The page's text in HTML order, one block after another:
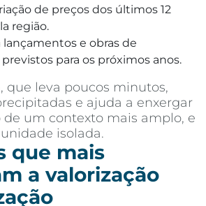
de preços dos últimos 12
região.
lançamentos e obras de
para os próximos anos.
que leva poucos minutos,
e ajuda a enxergar
um contexto mais amplo, e
isolada.
que mais
a valorização